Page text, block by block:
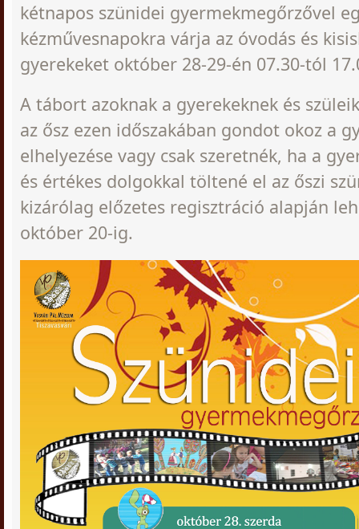
kétnapos szünidei gyermekmegőrzővel
kézművesnapokra várja az óvodás és
gyerekeket október 28-29-én 07.30-tól
A tábort azoknak a gyerekeknek és
az ősz ezen időszakában gondot okoz a
elhelyezése vagy csak szeretnék, ha a
és értékes dolgokkal töltené el az őszi
kizárólag előzetes regisztráció alapján
október 20-ig.